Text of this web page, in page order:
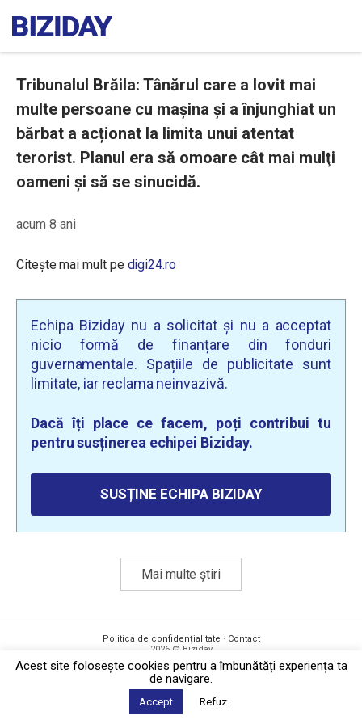
Tribunalul Brăila: Tânărul care a lovit mai
multe persoane cu mașina și a înjunghiat un
bărbat a acționat la limita unui atentat
terorist. Planul era să omoare cât mai mulţi
oameni şi să se sinucidă.
acum 8 ani
Citește mai mult pe digi24.ro
Echipa Biziday nu a solicitat și nu a acceptat
nicio formă de finanțare din fonduri
guvernamentale. Spațiile de publicitate sunt
limitate, iar reclama neinvazivă.
Dacă îți place ce facem, poți contribui tu
pentru susținerea echipei Biziday.
SUSȚINE ECHIPA BIZIDAY
Mai multe știri
Politica de confidențialitate · Contact
2026 © Biziday
Acest site foloseşte cookies pentru a îmbunătăți experiența ta
de navigare.
Accept Refuz